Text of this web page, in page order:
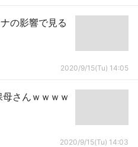
の影響で見る
2020/9/15(Tu) 14:05
母さんｗｗｗｗ
2020/9/15(Tu) 14:03